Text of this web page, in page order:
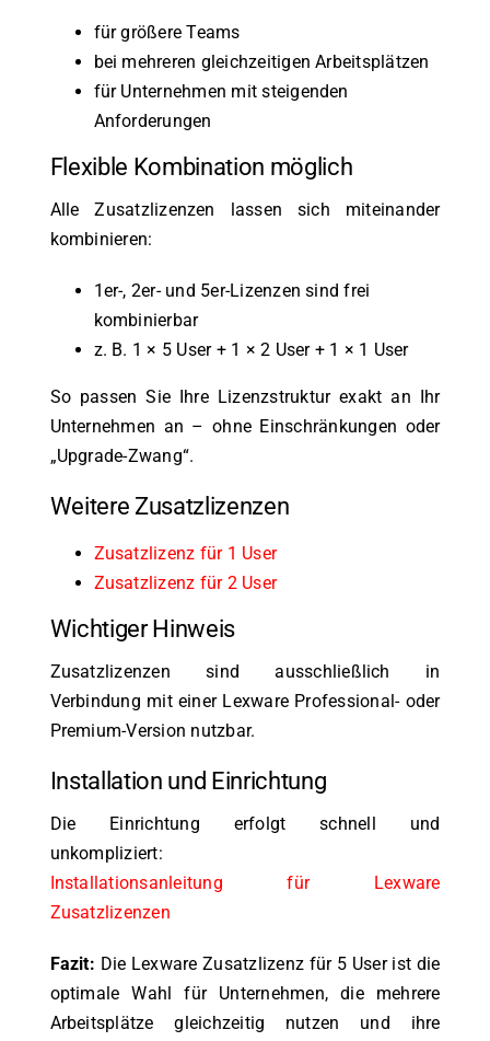
für größere Teams
bei mehreren gleichzeitigen Arbeitsplätzen
für Unternehmen mit steigenden
Anforderungen
Flexible Kombination möglich
Alle Zusatzlizenzen lassen sich miteinander
kombinieren:
1er-, 2er- und 5er-Lizenzen sind frei
kombinierbar
z. B. 1 × 5 User + 1 × 2 User + 1 × 1 User
So passen Sie Ihre Lizenzstruktur exakt an Ihr
Unternehmen an – ohne Einschränkungen oder
„Upgrade-Zwang“.
Weitere Zusatzlizenzen
Zusatzlizenz für 1 User
Zusatzlizenz für 2 User
Wichtiger Hinweis
Zusatzlizenzen sind ausschließlich in
Verbindung mit einer Lexware Professional- oder
Premium-Version nutzbar.
Installation und Einrichtung
Die Einrichtung erfolgt schnell und
unkompliziert:
Installationsanleitung für Lexware
Zusatzlizenzen
Fazit: Die Lexware Zusatzlizenz für 5 User ist die
optimale Wahl für Unternehmen, die mehrere
Arbeitsplätze gleichzeitig nutzen und ihre